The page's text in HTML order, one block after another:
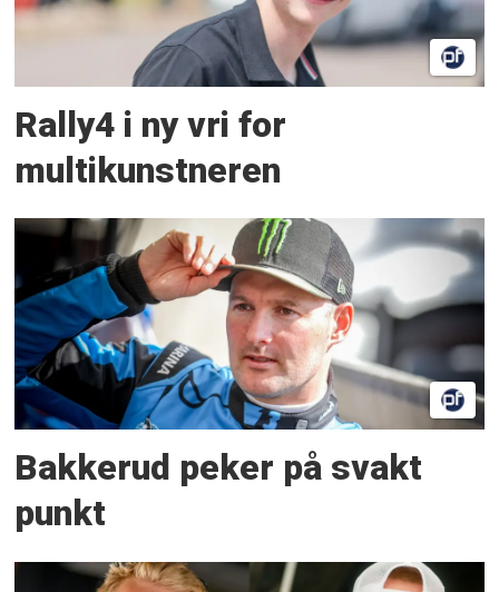
Rally4 i ny vri for
multikunstneren
Bakkerud peker på svakt
punkt